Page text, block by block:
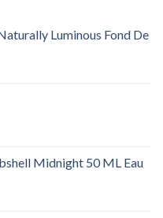
Luminous Fond De
Midnight 50 ML Eau